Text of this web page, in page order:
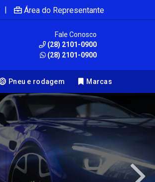
| Área do Representante
Fale Conosco
(28) 2101-0900
(28) 2101-0900
Pneu e rodagem Marcas